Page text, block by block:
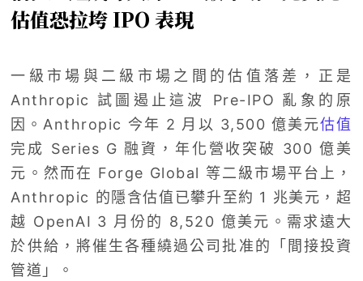
估值恐拉垮 IPO 表現
一級市場與二級市場之間的估值落差，正是
Anthropic 試圖遏止這波 Pre-IPO 亂象的原
因。Anthropic 今年 2 月以 3,500 億美元估值
完成 Series G 融資，年化營收突破 300 億美
元。然而在 Forge Global 等二級市場平台上，
Anthropic 的隱含估值已攀升至約 1 兆美元，超
越 OpenAI 3 月份的 8,520 億美元。需求遠大
於供給，將催生各種繞過公司批准的「間接投資
管道」。